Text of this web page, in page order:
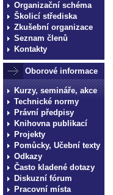
Organizační schéma
Školicí střediska
Zkušební organizace
Seznam členů
Kontakty
Oborové informace
Kurzy, semináře, akce
Technické normy
Právní předpisy
Knihovna publikací
Projekty
Pomůcky, Učební texty
Odkazy
Často kladené dotazy
Diskuzní fórum
Pracovní místa